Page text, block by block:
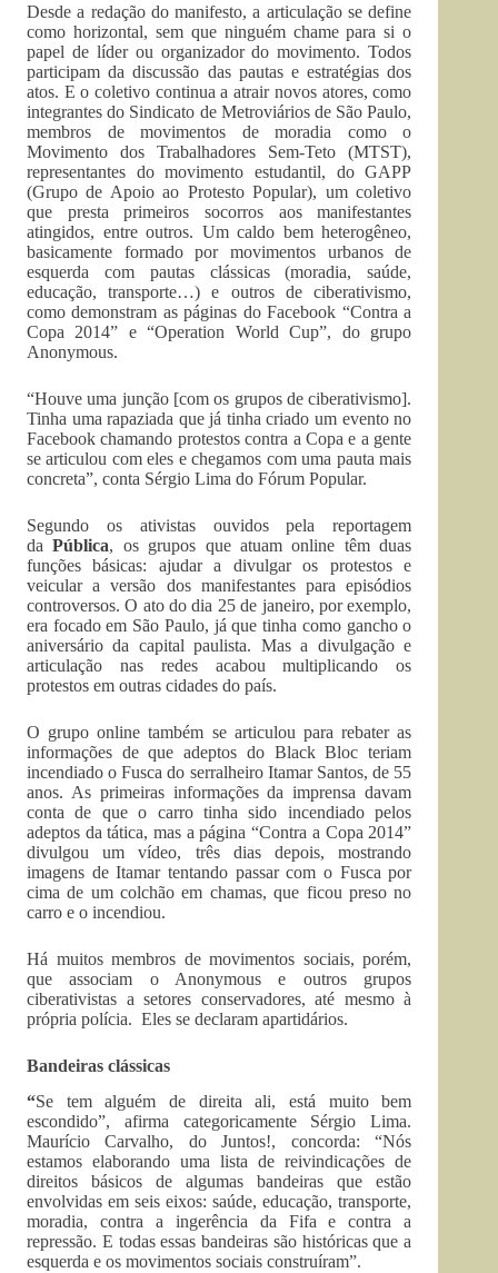
Desde a redação do manifesto, a articulação se define
como horizontal, sem que ninguém chame para si o
papel de líder ou organizador do movimento. Todos
participam da discussão das pautas e estratégias dos
atos. E o coletivo continua a atrair novos atores, como
integrantes do Sindicato de Metroviários de São Paulo,
membros de movimentos de moradia como o
Movimento dos Trabalhadores Sem-Teto (MTST),
representantes do movimento estudantil, do GAPP
(Grupo de Apoio ao Protesto Popular), um coletivo
que presta primeiros socorros aos manifestantes
atingidos, entre outros. Um caldo bem heterogêneo,
basicamente formado por movimentos urbanos de
esquerda com pautas clássicas (moradia, saúde,
educação, transporte…) e outros de ciberativismo,
como demonstram as páginas do Facebook “Contra a
Copa 2014” e “Operation World Cup”, do grupo
Anonymous.
“Houve uma junção [com os grupos de ciberativismo].
Tinha uma rapaziada que já tinha criado um evento no
Facebook chamando protestos contra a Copa e a gente
se articulou com eles e chegamos com uma pauta mais
concreta”, conta Sérgio Lima do Fórum Popular.
Segundo os ativistas ouvidos pela reportagem
daPública, os grupos que atuam online têm duas
funções básicas: ajudar a divulgar os protestos e
veicular a versão dos manifestantes para episódios
controversos. O ato do dia 25 de janeiro, por exemplo,
era focado em São Paulo, já que tinha como gancho o
aniversário da capital paulista. Mas a divulgação e
articulação nas redes acabou multiplicando os
protestos em outras cidades do país.
O grupo online também se articulou para rebater as
informações de que adeptos do Black Bloc teriam
incendiado o Fusca do serralheiro Itamar Santos, de 55
anos. As primeiras informações da imprensa davam
conta de que o carro tinha sido incendiado pelos
adeptos da tática, mas a página “Contra a Copa 2014”
divulgou um vídeo, três dias depois, mostrando
imagens de Itamar tentando passar com o Fusca por
cima de um colchão em chamas, que ficou preso no
carro e o incendiou.
Há muitos membros de movimentos sociais, porém,
que associam o Anonymous e outros grupos
ciberativistas a setores conservadores, até mesmo à
própria polícia. Eles se declaram apartidários.
Bandeiras clássicas
“Se tem alguém de direita ali, está muito bem
escondido”, afirma categoricamente Sérgio Lima.
Maurício Carvalho, do Juntos!, concorda: “Nós
estamos elaborando uma lista de reivindicações de
direitos básicos de algumas bandeiras que estão
envolvidas em seis eixos: saúde, educação, transporte,
moradia, contra a ingerência da Fifa e contra a
repressão. E todas essas bandeiras são históricas que a
esquerda e os movimentos sociais construíram”.